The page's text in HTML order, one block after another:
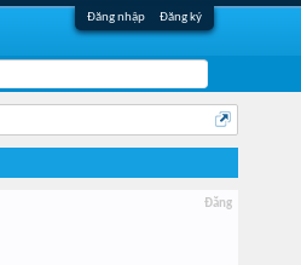
Đăng nhập Đăng ký
Đăng